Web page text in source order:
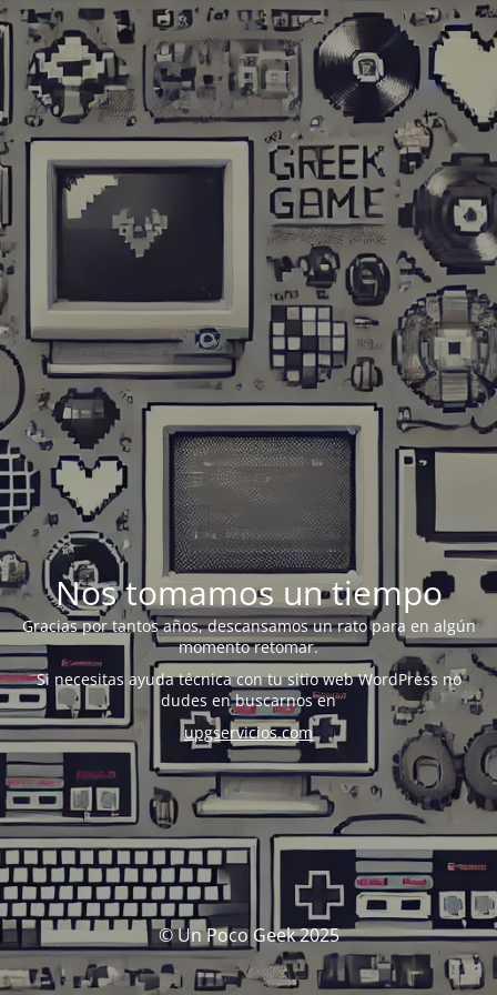
Nos tomamos un tiempo
Gracias por tantos años, descansamos un rato para en algún
momento retomar.
Si necesitas ayuda técnica con tu sitio web WordPress no
dudes en buscarnos en
upgservicios.com
© Un Poco Geek 2025